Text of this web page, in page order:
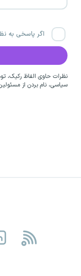
اگر پاسخی به
نظرات حاوی الفاظ رکیک،
سیاسی، نام بردن از